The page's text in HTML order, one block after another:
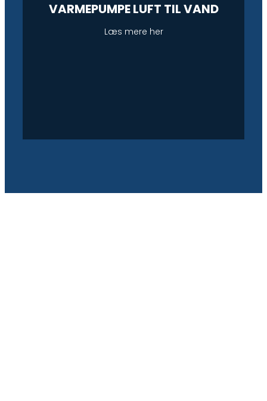
VARMEPUMPE LUFT TIL VAND
Læs mere her